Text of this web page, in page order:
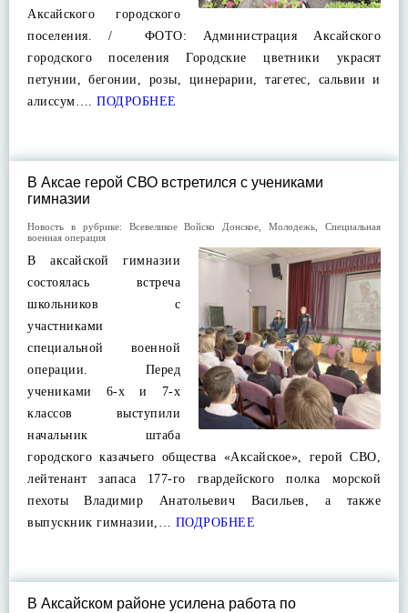
Аксайского городского
поселения. / ФОТО: Администрация Аксайского
городского поселения Городские цветники украсят
петунии, бегонии, розы, цинерарии, тагетес, сальвии и
алиссум…. ПОДРОБНЕЕ
В Аксае герой СВО встретился с учениками
гимназии
Новость в рубрике: Всевеликое Войско Донское ,Молодежь ,Специальная
военная операция
В аксайской гимназии
состоялась встреча
школьников с
участниками
специальной военной
операции. Перед
учениками 6-х и 7-х
классов выступили
начальник штаба
городского казачьего общества «Аксайское», герой СВО,
лейтенант запаса 177-го гвардейского полка морской
пехоты Владимир Анатольевич Васильев, а также
выпускник гимназии,… ПОДРОБНЕЕ
В Аксайском районе усилена работа по